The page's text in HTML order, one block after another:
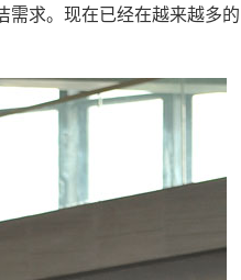
求。现在已经在越来越多的